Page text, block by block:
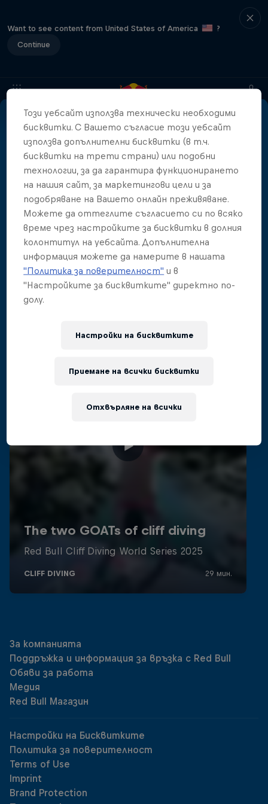
Want to see content from United States of America
?
Continue
About Location & Schedule Event Recap Japan
Филми и предавания
More than a Dive
Inside the world of competitive cliff diving
4 сезони · 21 епизоди
CLIFF DIVING
Свързани видеа
Този уебсайт използва технически необходими
бисквитки. С Вашето съгласие този уебсайт
използва допълнителни бисквитки (в т.ч.
бисквитки на трети страни) или подобни
технологии, за да гарантира функционирането
на нашия сайт, за маркетингови цели и за
подобряване на Вашето онлайн преживяване.
Можете да оттеглите съгласието си по всяко
време чрез настройките за бисквитки в долния
колонтитул на уебсайта. Допълнителна
информация можете да намерите в нашата
"Политика за поверителност" и в
"Настройките за бисквитките" директно по-
долу.
Настройки на бисквитките
Отхвърляне на всички
Приемане на всички бисквитки